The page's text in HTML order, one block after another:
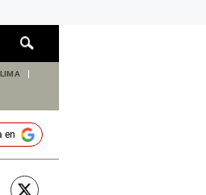
de
LIMA
en